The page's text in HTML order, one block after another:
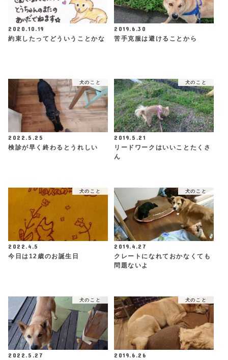
2020.10.19
約束したってどういうことかな
2019.6.30
苦手克服は避けることから
犬のこと
2022.5.25
検診が早く終わるとうれしい
犬のこと
2019.5.21
リードワークはいいことたくさ
ん
犬のこと
2022.4.5
今日は12歳のお誕生日
犬のこと
2019.4.27
クレートになれておかなくても
問題ないよ
犬のこと
2022.5.27
犬のこと
2019.6.26